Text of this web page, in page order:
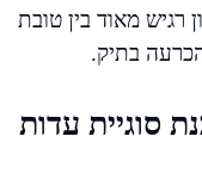
רגיש מאוד בין טובת
בתיק.
סוגיית עדות